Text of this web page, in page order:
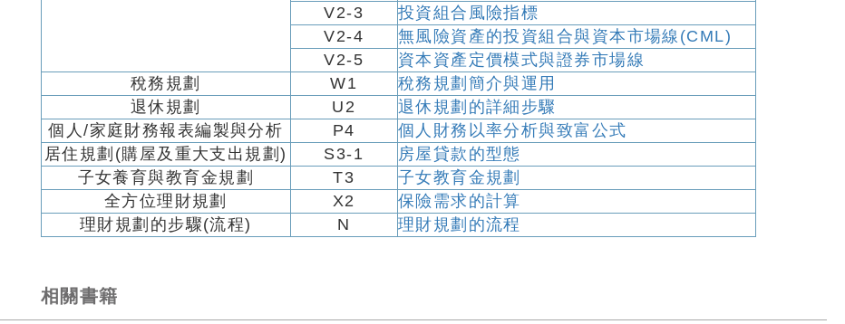
V2-3
投資組合風險指標
V2-4
無風險資產的投資組合與資本市場線(CML)
V2-5
資本資產定價模式與證券市場線
稅務規劃
W1
稅務規劃簡介與運用
退休規劃
U2
退休規劃的詳細步驟
個人/家庭財務報表編製與分析
P4
個人財務以率分析與致富公式
居住規劃(購屋及重大支出規劃)
S3-1
房屋貸款的型態
子女養育與教育金規劃
T3
子女教育金規劃
全方位理財規劃
X2
保險需求的計算
理財規劃的步驟(流程)
N 理財規劃的流程
相關書籍